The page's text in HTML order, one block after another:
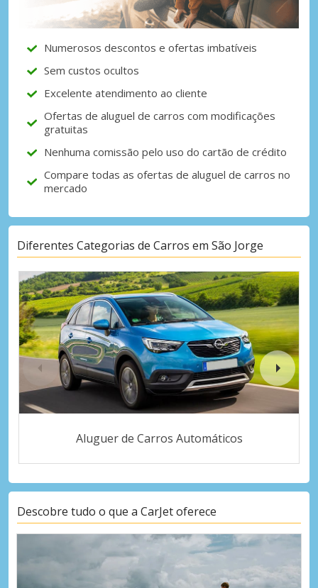
Numerosos descontos e ofertas imbatíveis
Sem custos ocultos
Excelente atendimento ao cliente
Ofertas de aluguel de carros com modificações
gratuitas
Nenhuma comissão pelo uso do cartão de crédito
Compare todas as ofertas de aluguel de carros no
mercado
Diferentes Categorias de Carros em São Jorge
Aluguer de Carros Automáticos
Descobre tudo o que a CarJet oferece